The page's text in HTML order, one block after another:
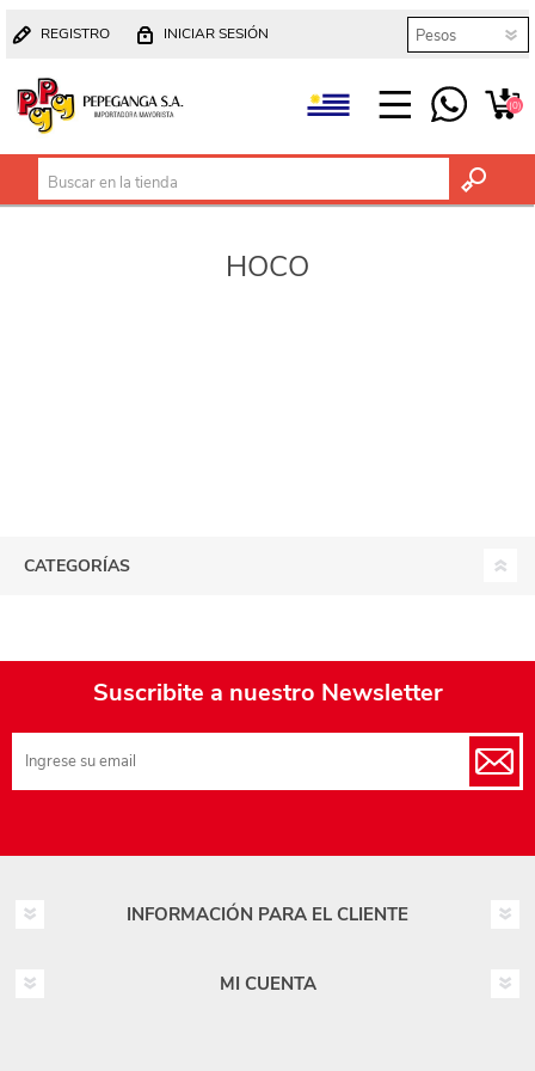
REGISTRO INICIAR SESIÓN
(0)
HOCO
CATEGORÍAS
Suscribite a nuestro Newsletter
INFORMACIÓN PARA EL CLIENTE
MI CUENTA